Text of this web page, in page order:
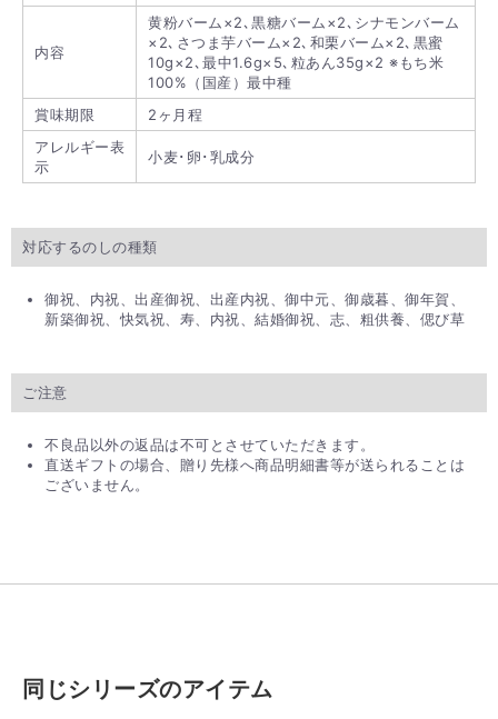
内容
黄粉バーム×2､黒糖バーム×2､シナモンバーム
×2､さつま芋バーム×2､和栗バーム×2､黒蜜
10g×2､最中1.6g×5､粒あん35g×2 ※もち米
100%（国産）最中種
賞味期限
2ヶ月程
アレルギー表
示
小麦･卵･乳成分
対応するのしの種類
御祝、内祝、出産御祝、出産内祝、御中元、御歳暮、御年賀、
新築御祝、快気祝、寿、内祝、結婚御祝、志、粗供養、偲び草
ご注意
不良品以外の返品は不可とさせていただきます。
直送ギフトの場合、贈り先様へ商品明細書等が送られることは
ございません。
同じシリーズのアイテム